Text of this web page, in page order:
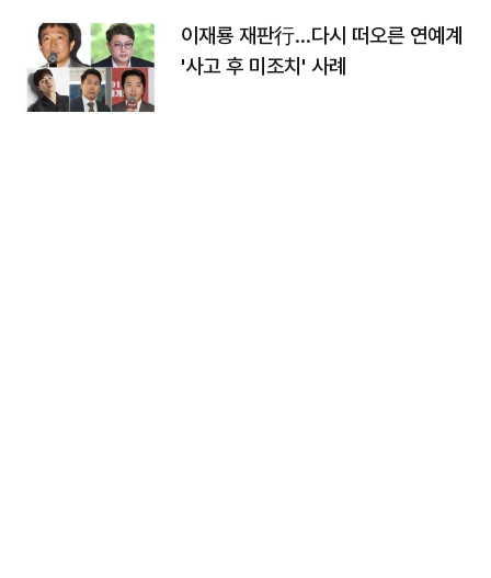
이재룡 재판行…다시 떠오른 연예계
'사고 후 미조치' 사례